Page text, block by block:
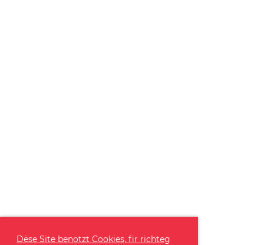
Dëse Site benotzt Cookies, fir richteg